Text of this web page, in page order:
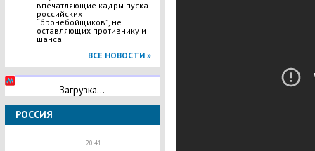
впечатляющие кадры пуска
российских
“бронебойщиков”, не
оставляющих противнику и
шанса
ВСЕ НОВОСТИ »
Загрузка...
РОССИЯ
20:41